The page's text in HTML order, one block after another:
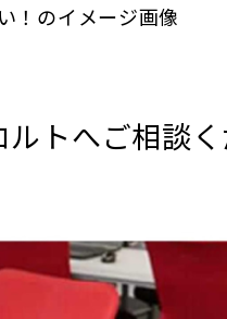
ルトへご相談